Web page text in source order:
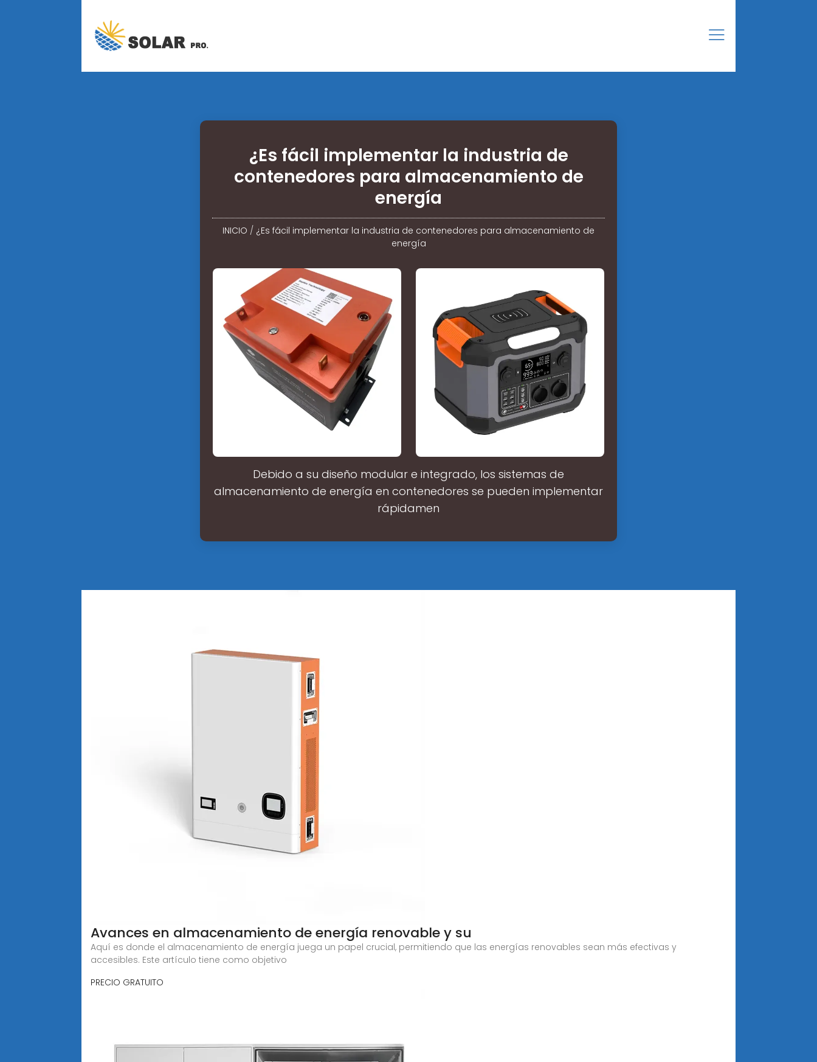
¿Es fácil implementar la industria de
contenedores para almacenamiento de
energía
INICIO / ¿Es fácil implementar la industria de contenedores para almacenamiento de
energía
Debido a su diseño modular e integrado, los sistemas de
almacenamiento de energía en contenedores se pueden implementar
rápidamen
Avances en almacenamiento de energía renovable y su
Aquí es donde el almacenamiento de energía juega un papel crucial, permitiendo que las energías renovables sean más efectivas y
accesibles. Este artículo tiene como objetivo
PRECIO GRATUITO